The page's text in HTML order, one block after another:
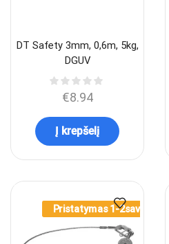
DT Safety 3mm, 0,6m, 5kg,
DGUV
€8.94
Į krepšelį
Pristatymas 1-2sav.